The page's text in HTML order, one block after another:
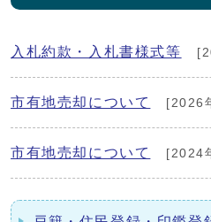
入札約款・入札書様式等
市有地売却について [2026
市有地売却について [2024